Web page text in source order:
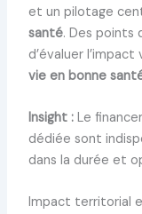
et un pilotage
santé. Des points
d’évaluer l’impact
vie en bonne
Insight :Le
dédiée sont
dans la durée et
Impact territorial